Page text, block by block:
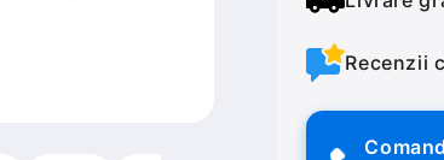
Recenzii